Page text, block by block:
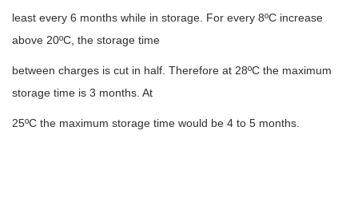
least every 6 months while in storage. For every 8ºC increase
above 20ºC, the storage time
between charges is cut in half. Therefore at 28ºC the maximum
storage time is 3 months. At
25ºC the maximum storage time would be 4 to 5 months.